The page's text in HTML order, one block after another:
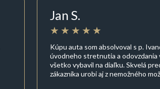
Jan S.
Kúpu auta som absolvoval s p.
úvodneho stretnutia a odovzdania
všetko vybavil na diaľku. Skvelá
zákazníka urobi aj z nemožného